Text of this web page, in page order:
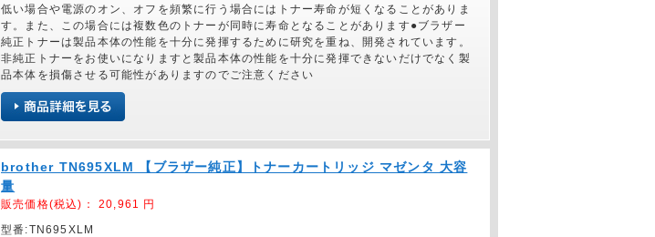
低い場合や電源のオン、オフを頻繁に行う場合にはトナー寿命が短くなることがありま
す。また、この場合には複数色のトナーが同時に寿命となることがあります●ブラザー
純正トナーは製品本体の性能を十分に発揮するために研究を重ね、開発されています。
非純正トナーをお使いになりますと製品本体の性能を十分に発揮できないだけでなく製
品本体を損傷させる可能性がありますのでご注意ください
brother TN695XLM 【ブラザー純正】トナーカートリッジ マゼンタ 大容
量
販売価格(税込)： 20,961 円
型番:TN695XLM